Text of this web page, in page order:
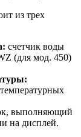
из трех
счетчик воды
(для мод. 450)
выполняющий
на дисплей.